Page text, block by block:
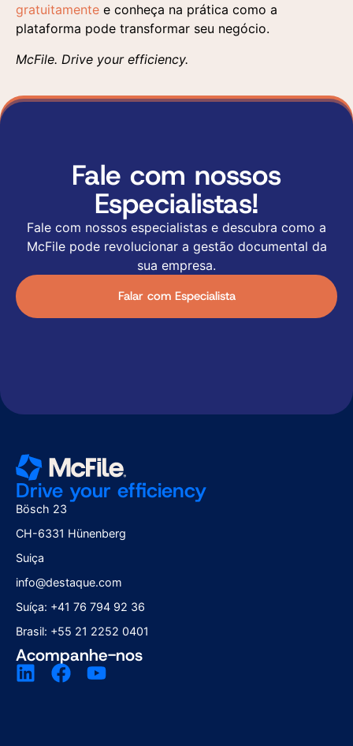
gratuitamente e conheça na prática como a
plataforma pode transformar seu negócio.
McFile. Drive your efficiency.
Fale com nossos
Especialistas!
Fale com nossos especialistas e descubra como a
McFile pode revolucionar a gestão documental da
sua empresa.
Falar com Especialista
Drive your efficiency
Bösch 23
CH-6331 Hünenberg
Suiça
info@destaque.com
Suíça: +41 76 794 92 36
Brasil: +55 21 2252 0401
Acompanhe-nos